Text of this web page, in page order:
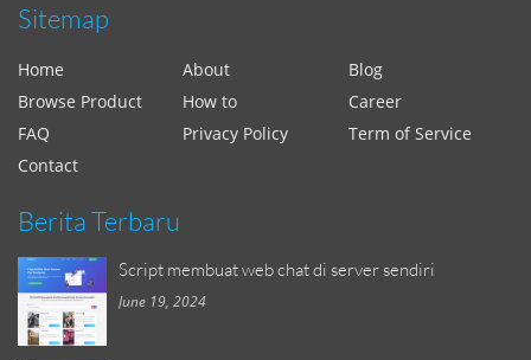
Sitemap
Home About
Blog
Browse Product
How to
Career
FAQ
Privacy Policy
Term of Service
Contact
Berita Terbaru
Script membuat web chat di server sendiri
June 19, 2024